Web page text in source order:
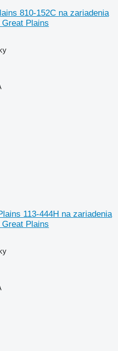
810-152C na zariadenia
Plains
113-444H na zariadenia
Plains